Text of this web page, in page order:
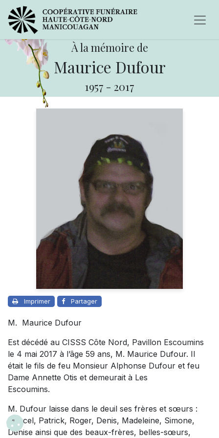
À la mémoire de
Maurice Dufour
1957 - 2017
Imprimer Partager
M. Maurice Dufour
Est décédé au CISSS Côte Nord, Pavillon Escoumins
le 4 mai 2017 à l’âge 59 ans, M. Maurice Dufour. Il
était le fils de feu Monsieur Alphonse Dufour et feu
Dame Annette Otis et demeurait à Les
Escoumins.
M. Dufour laisse dans le deuil ses frères et sœurs :
Marcel, Patrick, Roger, Denis, Madeleine, Simone,
Denise ainsi que des beaux-frères, belles-sœurs,